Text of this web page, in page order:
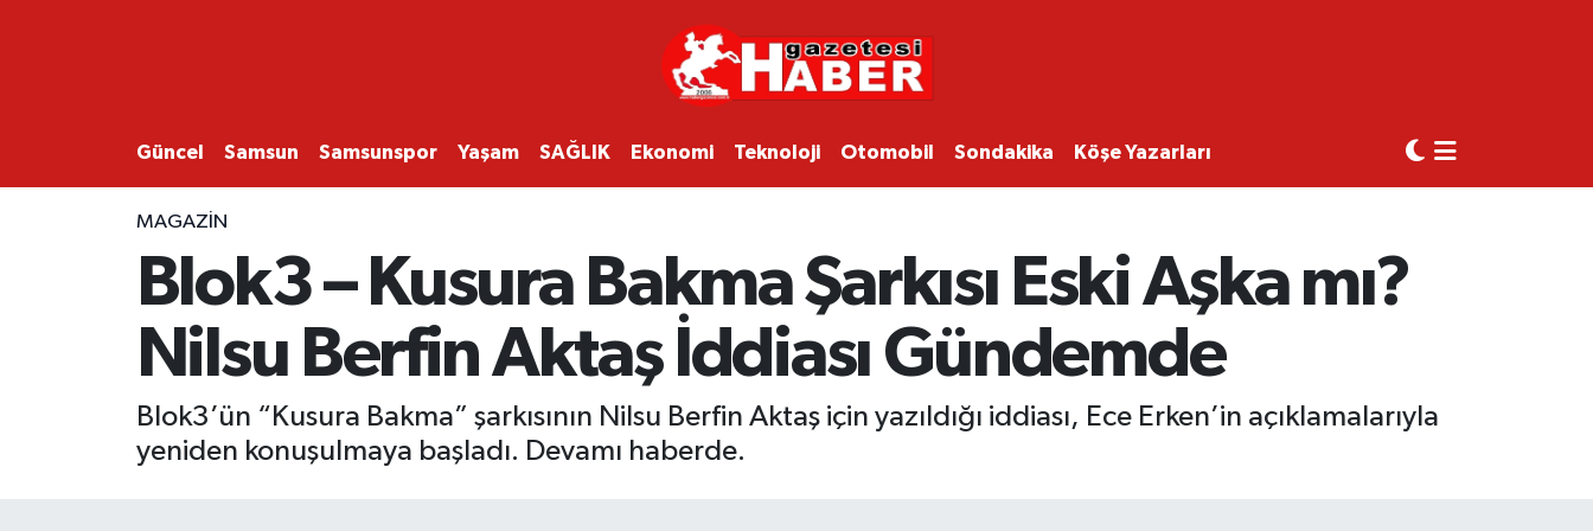
Güncel Samsun Samsunspor Yaşam SAĞLIK Ekonomi Teknoloji Otomobil Sondakika Köşe Yazarları
MAGAZİN
Blok3 – Kusura Bakma Şarkısı Eski Aşka mı?
Nilsu Berfin Aktaş İddiası Gündemde
Blok3’ün “Kusura Bakma” şarkısının Nilsu Berfin Aktaş için yazıldığı iddiası, Ece Erken’in açıklamalarıyla
yeniden konuşulmaya başladı. Devamı haberde.
SAMSUN
SAMSUNSPOR
EKONOMİ